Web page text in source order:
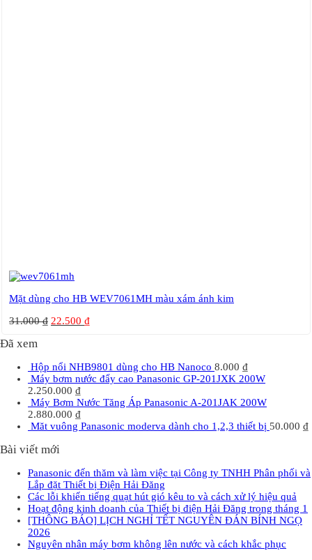
Mặt dùng cho HB WEV7061MH màu xám ánh kim
31.000₫ 22.500 ₫
Đã xem
Hộp nổi NHB9801 dùng cho HB Nanoco 8.000 ₫
Máy bơm nước đẩy cao Panasonic GP-201JXK 200W
2.250.000 ₫
Máy Bơm Nước Tăng Áp Panasonic A-201JAK 200W
2.880.000 ₫
Măt vuông Panasonic moderva dành cho 1,2,3 thiết bị 50.000 ₫
Bài viết mới
Panasonic đến thăm và làm việc tại Công ty TNHH Phân phối và
Lắp đặt Thiết bị Điện Hải Đăng
Các lỗi khiến tiếng quạt hút gió kêu to và cách xử lý hiệu quả
Hoạt động kinh doanh của Thiết bị điện Hải Đăng trong tháng 1
[THÔNG BÁO] LỊCH NGHỈ TẾT NGUYÊN ĐÁN BÍNH NGỌ
2026
Nguyên nhân máy bơm không lên nước và cách khắc phục